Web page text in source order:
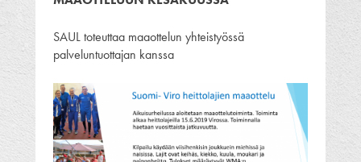
SAUL toteuttaa maaottelun yhteistyössä
palveluntuottajan kanssa